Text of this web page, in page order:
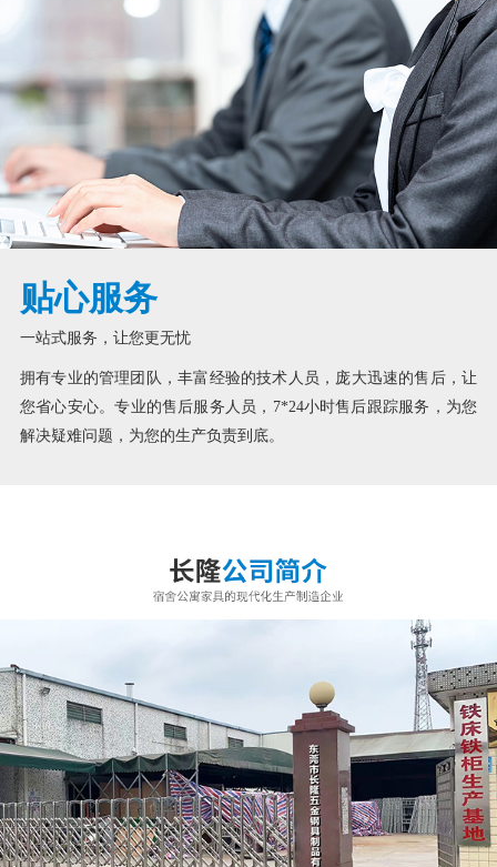
贴心服务
一站式服务，让您更无忧
拥有专业的管理团队，丰富经验的技术人员，庞大迅速的售后，让
您省心安心。专业的售后服务人员，7*24小时售后跟踪服务，为您
解决疑难问题，为您的生产负责到底。